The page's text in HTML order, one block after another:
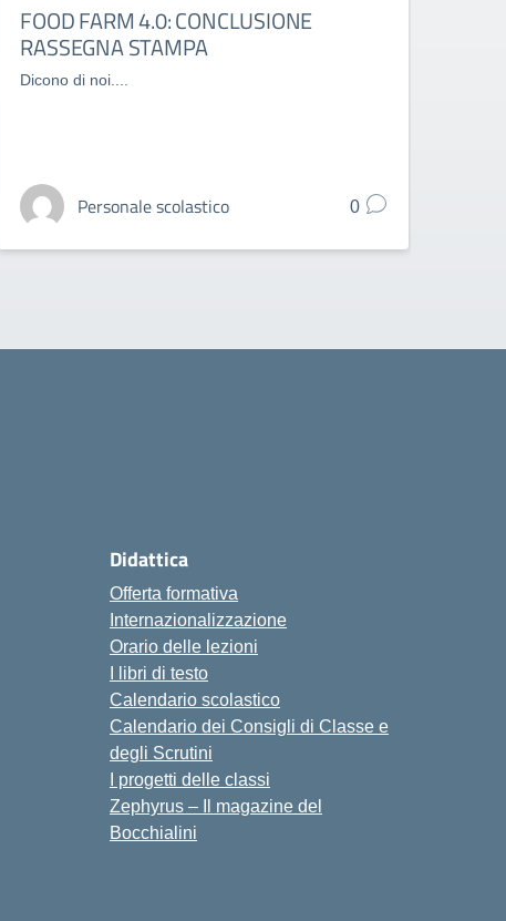
FOOD FARM 4.0: CONCLUSIONE
RASSEGNA STAMPA
Dicono di noi....
Personale scolastico 0
Didattica
Offerta formativa
Internazionalizzazione
Orario delle lezioni
I libri di testo
Calendario scolastico
Calendario dei Consigli di Classe e
degli Scrutini
I progetti delle classi
Zephyrus – Il magazine del
Bocchialini